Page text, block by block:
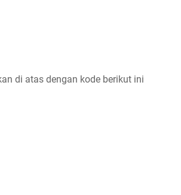
di atas dengan kode berikut ini